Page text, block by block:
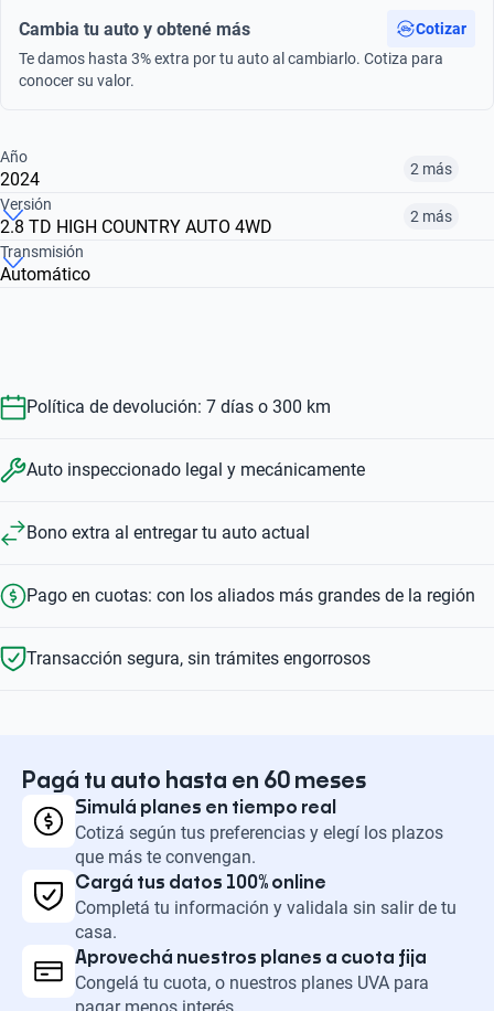
Cambia tu auto y obtené más
Cotizar
Te damos hasta 3% extra por tu auto al cambiarlo. Cotiza para
conocer su valor.
Año
2024 2 más
2020
$ 33.582.000
2024
Versión
2.8 TD HIGH COUNTRY AUTO 4WD 2 más
Transmisión
Automático
Política de devolución: 7 días o 300 km
Auto inspeccionado legal y mecánicamente
Bono extra al entregar tu auto actual
Pago en cuotas: con los aliados más grandes de la región
Transacción segura, sin trámites engorrosos
Pagá tu auto hasta en 60 meses
Simulá planes en tiempo real
Cotizá según tus preferencias y elegí los plazos
que más te convengan.
Cargá tus datos 100% online
Completá tu información y validala sin salir de tu
casa.
Aprovechá nuestros planes a cuota fija
Congelá tu cuota, o nuestros planes UVA para